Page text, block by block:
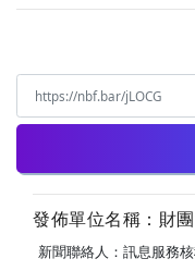
發佈單位名稱：財
新聞聯絡人：訊息服務